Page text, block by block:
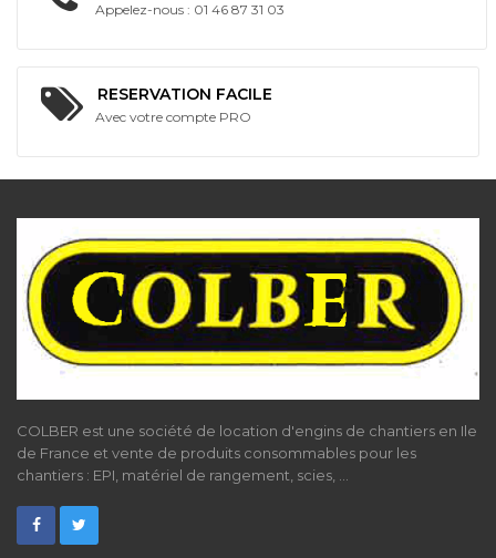
Appelez-nous : 01 46 87 31 03
RESERVATION FACILE
Avec votre compte PRO
COLBER est une société de location d'engins de chantiers en Ile
de France et vente de produits consommables pour les
chantiers : EPI, matériel de rangement, scies, ...